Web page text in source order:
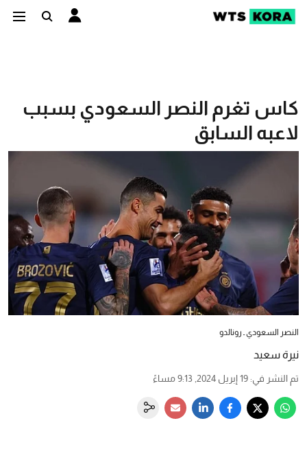
كاس تغرم النصر السعودي بسبب
لاعبه السابق
النصر السعودي ـ رونالدو
نيرة سعيد
تم النشر في: 19 إبريل 2024, 9:13 مساءً